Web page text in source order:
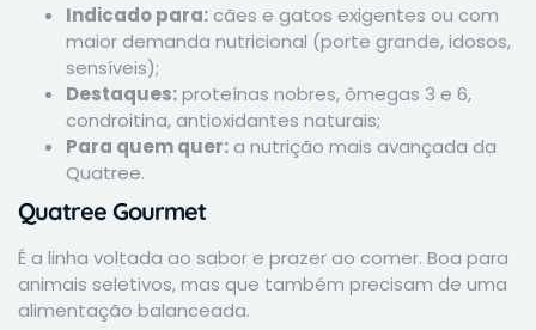
Indicado para: cães e gatos exigentes ou com
maior demanda nutricional (porte grande, idosos,
sensíveis);
Destaques:proteínas nobres, ômegas 3 e 6,
condroitina, antioxidantes naturais;
Para quem quer: a nutrição mais avançada da
Quatree.
Quatree Gourmet
É a linha voltada ao sabor e prazer ao comer. Boa para
animais seletivos, mas que também precisam de uma
alimentação balanceada.